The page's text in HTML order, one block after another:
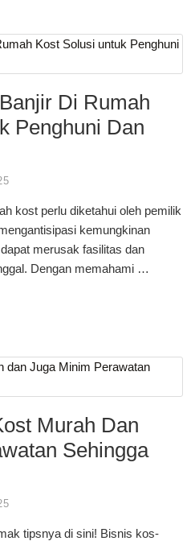
Di Rumah
Penghuni Dan
kost perlu diketahui oleh pemilik
kemungkinan
merusak fasilitas dan
Dengan memahami …
Murah Dan
Sehingga
tipsnya di sini! Bisnis kos-